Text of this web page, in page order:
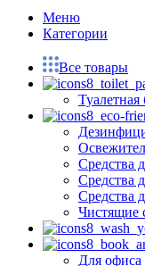
Меню
Категории
Все товары
Туалетная
Средства
Средства
Средства
Чистящие
Для офиса